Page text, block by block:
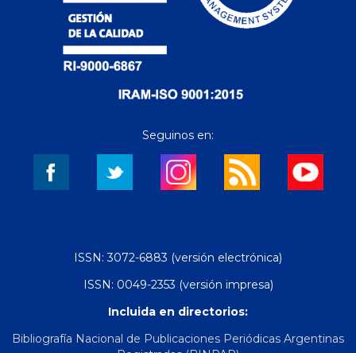
Seguinos en:
ISSN: 3072-6883 (versión electrónica)
ISSN: 0049-2353 (versión impresa)
Incluida en directorios:
Bibliografía Nacional de Publicaciones Periódicas Argentinas